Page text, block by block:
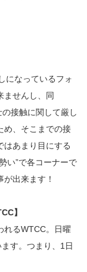
になっているフォ
ませんし、同
の接触に関して厳し
め、そこまでの接
はあまり目にする
い”で各コーナーで
出来ます！
】
れるWTCC。日曜
す。つまり、1日